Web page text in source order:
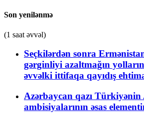
Son yenilənmə
(1 saat əvvəl)
Seçkilərdən sonra
gərginliyi azaltmağın
əvvəlki ittifaqa qayıdış
Azərbaycan qazı
ambisiyalarının əsas